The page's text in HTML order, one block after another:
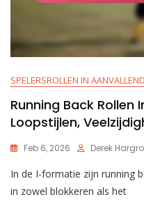
SPELERSROLLEN IN
Running Back Rollen
Loopstijlen,
Feb 6, 2026 Derek
In de I-formatie zijn running
in zowel blokkeren als het